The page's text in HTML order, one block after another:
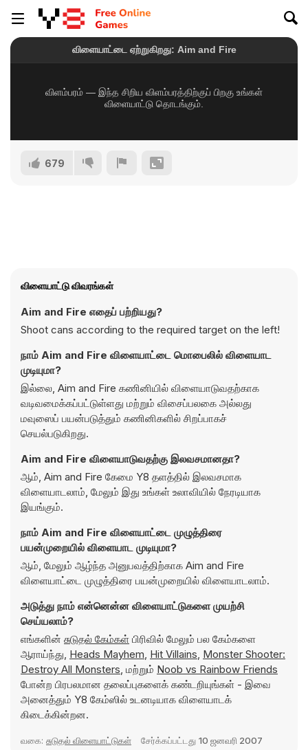
679
விளையாட்டு விவரங்கள்
Aim and Fire எதைப் பற்றியது?
Shoot cans according to the required target on the left!
நாம் Aim and Fire விளையாட்டை மொபைலில் விளையாட
முடியுமா?
இல்லை, Aim and Fire கணினியில் விளையாடுவதற்காக
வடிவமைக்கப்பட்டுள்ளது மற்றும் விசைப்பலகை அல்லது
மவுஸைப் பயன்படுத்தும் கணினிகளில் சிறப்பாகச்
செயல்படுகிறது.
Aim and Fire விளையாடுவதற்கு இலவசமானதா?
ஆம், Aim and Fire கேமை Y8 தளத்தில் இலவசமாக
விளையாடலாம், மேலும் இது உங்கள் உலாவியில் நேரடியாக
இயங்கும்.
நாம் Aim and Fire விளையாட்டை முழுத்திரை
பயன்முறையில் விளையாட முடியுமா?
ஆம், மேலும் ஆழ்ந்த அனுபவத்திற்காக Aim and Fire
விளையாட்டை முழுத்திரை பயன்முறையில் விளையாடலாம்.
அடுத்து நாம் என்னென்ன விளையாட்டுகளை முயற்சி
செய்யலாம்?
எங்களின் சுடுதல் கேம்கள் பிரிவில் மேலும் பல கேம்களை
ஆராய்ந்து, Heads Mayhem, Hit Villains, Monster Shooter:
Destroy All Monsters, மற்றும் Noob vs Rainbow Friends
போன்ற பிரபலமான தலைப்புகளைக் கண்டறியுங்கள் - இவை
அனைத்தும் Y8 கேம்ஸில் உடனடியாக விளையாடக்
கிடைக்கின்றன.
வகை: சுடுதல் விளையாட்டுகள் சேர்க்கப்பட்டது 10 ஜனவரி 2007